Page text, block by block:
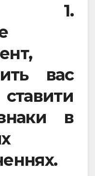
1.
вас
в